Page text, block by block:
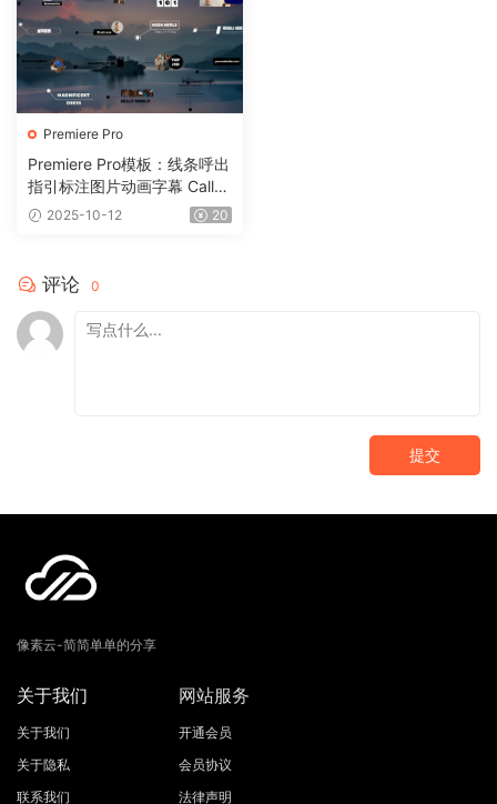
Premiere Pro
Premiere Pro模板：线条呼出
指引标注图片动画字幕 Callou
ts Titles 1127
2025-10-12 20
评论 0
提交
像素云-简简单单的分享
关于我们
关于我们
关于隐私
联系我们
网站服务
开通会员
会员协议
法律声明